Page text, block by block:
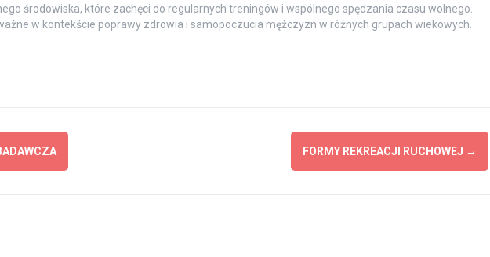
środowiska, które zachęci do regularnych treningów i wspólnego spędzania czasu wolnego.
w kontekście poprawy zdrowia i samopoczucia mężczyzn w różnych grupach wiekowych.
FORMY REKREACJI RUCHOWEJ →